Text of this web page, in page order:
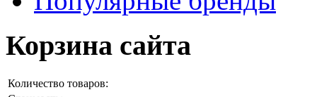
Корзина сайта
Количество товаров: